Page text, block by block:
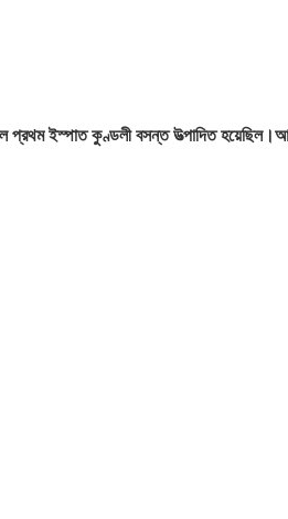
ইস্পাত কুণ্ডলী বসন্ত উত্পাদিত